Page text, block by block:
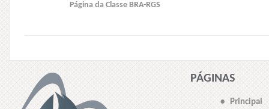
Página da Classe BRA-RGS
PÁGINAS
• Principal